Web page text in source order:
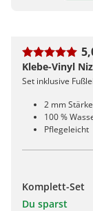
Klebe-Vinyl
Set inklusive
2 mm
100 %
Pflegeleicht
Komplett-Set
Du sparst